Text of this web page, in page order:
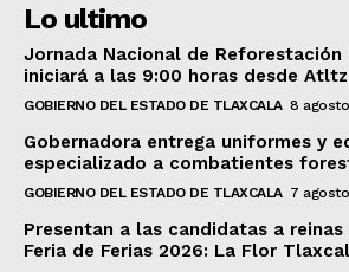
Lo ultimo
Jornada Nacional de Reforestación
iniciará a las 9:00 horas desde
GOBIERNO DEL ESTADO DE TLAXCALA 8
Gobernadora entrega uniformes y
especializado a combatientes
GOBIERNO DEL ESTADO DE TLAXCALA 7
Presentan a las candidatas a
Feria de Ferias 2026: La Flor